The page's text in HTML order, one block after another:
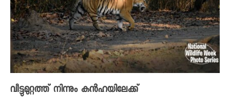
വീട്ടുമുറ്റത്ത് നിന്നും കൻഹയിലേക്ക്